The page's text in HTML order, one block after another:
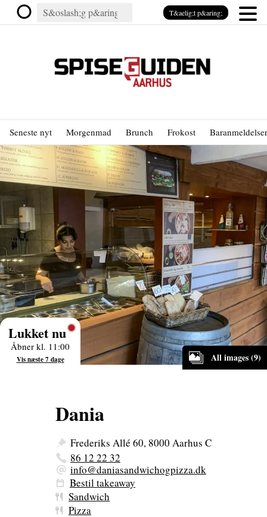
Seneste nyt Morgenmad Brunch Frokost Baranmeldelser
All images (9)
Lukket nu
Åbner kl. 11:00
Vis næste 7 dage
Dania
Frederiks Allé 60, 8000 Aarhus C
86 12 22 32
info@daniasandwichogpizza.dk
Bestil takeaway
Sandwich
Pizza
T&aelig;t p&aring;